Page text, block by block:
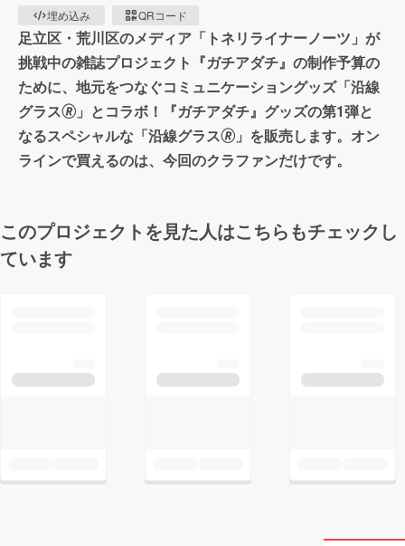
埋め込み
QRコード
足立区・荒川区のメディア「トネリライナーノーツ」が
挑戦中の雑誌プロジェクト『ガチアダチ』の制作予算の
ために、地元をつなぐコミュニケーショングッズ「沿線
グラス🄬」とコラボ！『ガチアダチ』グッズの第1弾と
なるスペシャルな「沿線グラス🄬」を販売します。オン
ラインで買えるのは、今回のクラファンだけです。
このプロジェクトを見た人はこちらもチェックし
ています